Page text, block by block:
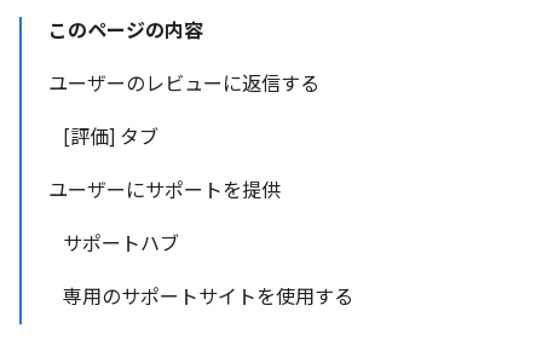
このページの内容
ユーザーのレビューに返信する
[評価] タブ
ユーザーにサポートを提供
サポートハブ
専用のサポートサイトを使用する